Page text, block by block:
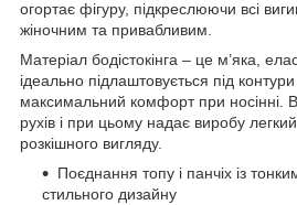
огортає фігуру, підкреслюючи всі
жіночним та привабливим.
Матеріал бодістокінга – це м’яка,
ідеально підлаштовується під
максимальний комфорт при носінні.
рухів і при цьому надає виробу
розкішного вигляду.
Поєднання топу і панчіх із
стильного дизайну